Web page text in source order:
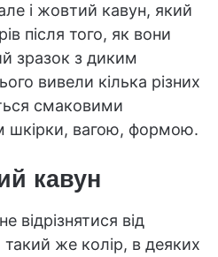
і жовтий кавун, який
після того, як вони
зразок з диким
вивели кілька різних
смаковими
шкірки, вагою, формою.
кавун
відрізнятися від
же колір, в деяких